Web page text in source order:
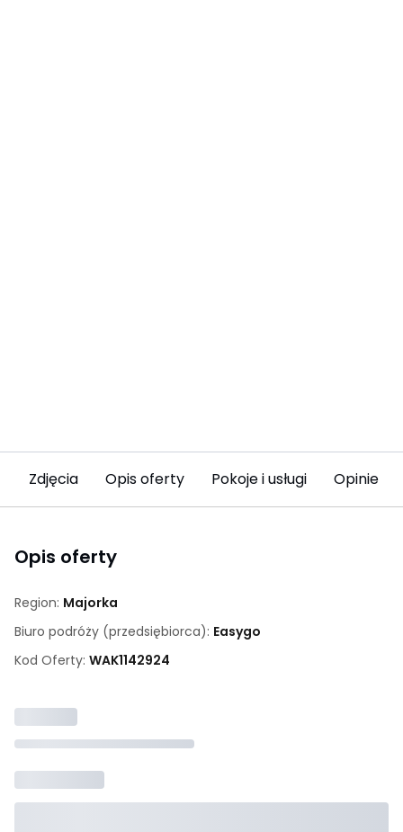
Zdjęcia Opis oferty Pokoje i usługi Opinie
Opis oferty
Region: Majorka
Biuro podróży (przedsiębiorca): Easygo
Kod Oferty: WAK1142924